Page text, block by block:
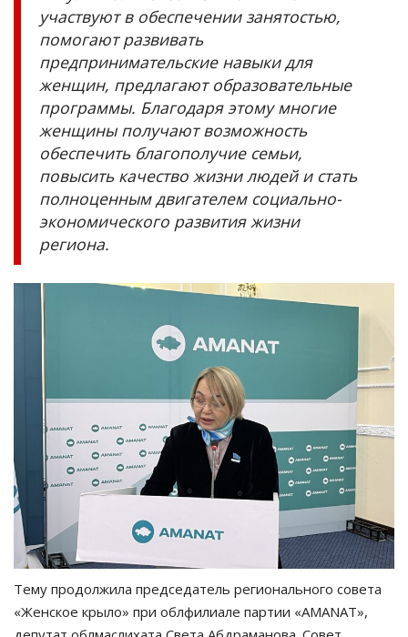
участвуют в обеспечении занятостью,
помогают развивать
предпринимательские навыки для
женщин, предлагают образовательные
программы. Благодаря этому многие
женщины получают возможность
обеспечить благополучие семьи,
повысить качество жизни людей и стать
полноценным двигателем социально-
экономического развития жизни
региона.
Тему продолжила председатель регионального совета
«Женское крыло» при облфилиале партии «AMANAT»,